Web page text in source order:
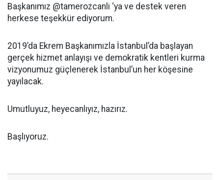
Başkanımız @tamerozcanli ‘ya ve destek veren
herkese teşekkür ediyorum.
2019’da Ekrem Başkanımızla İstanbul’da başlayan
gerçek hizmet anlayışı ve demokratik kentleri kurma
vizyonumuz güçlenerek İstanbul’un her köşesine
yayılacak.
Umutluyuz, heyecanlıyız, hazırız.
Başlıyoruz.